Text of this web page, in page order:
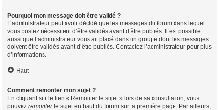
Pourquoi mon message doit être validé ?
L’administrateur peut avoir décidé que les messages du forum dans lequel
vous postez nécessitent d’être validés avant d’être publiés. Il est possible
aussi que l’administrateur vous ait placé dans un groupe dont les messages
doivent être validés avant d’être publiés. Contactez l’administrateur pour plus
d’informations.
Haut
Comment remonter mon sujet ?
En cliquant sur le lien « Remonter le sujet » lors de sa consultation, vous
pouvez remonterle sujet en haut du forum sur la première page. Par ailleurs,